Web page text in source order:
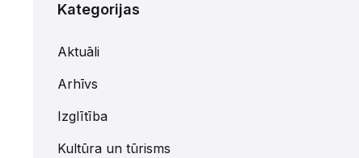
Kategorijas
Aktuāli
Arhīvs
Izglītība
Kultūra un tūrisms